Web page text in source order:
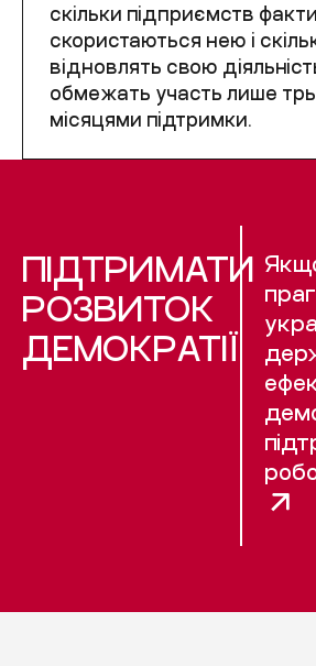
скільки підприємств
скористаються нею і
відновлять свою
обмежать участь лише
місяцями підтримки.
ПІДТРИМАТИ
РОЗВИТОК
ДЕМОКРАТІЇ